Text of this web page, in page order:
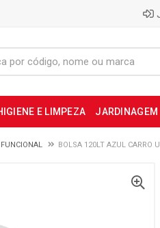
E LIMPEZA JARDINAGEM
FUNCIONAL BOLSA 120LT AZUL CARRO